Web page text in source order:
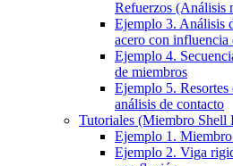
Refuerzos (Análisis
Ejemplo 3. Análisis
acero con influencia
Ejemplo 4.
de miembros
Ejemplo 5. Resortes
análisis de contacto
Tutoriales (Miembro Shell
Ejemplo 1.
Ejemplo 2. Viga